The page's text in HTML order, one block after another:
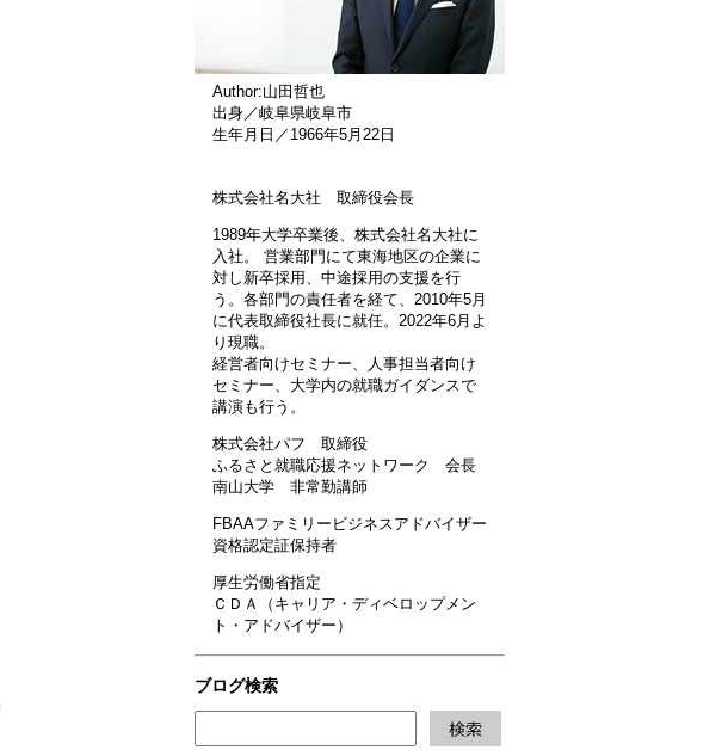
Author:山田哲也
出身／岐阜県岐阜市
生年月日／1966年5月22日
株式会社名大社 取締役会長
1989年大学卒業後、株式会社名大社に
入社。 営業部門にて東海地区の企業に
対し新卒採用、中途採用の支援を行
う。各部門の責任者を経て、2010年5月
に代表取締役社長に就任。2022年6月よ
り現職。
経営者向けセミナー、人事担当者向け
セミナー、大学内の就職ガイダンスで
講演も行う。
株式会社パフ 取締役
ふるさと就職応援ネットワーク 会長
南山大学 非常勤講師
FBAAファミリービジネスアドバイザー
資格認定証保持者
厚生労働省指定
ＣＤＡ（キャリア・ディベロップメン
ト・アドバイザー）
ブログ検索